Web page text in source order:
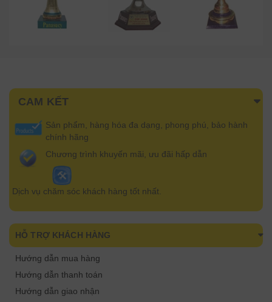
CAM KẾT
Sản phẩm, hàng hóa đa dạng, phong phú, bảo hành
chính hãng
Chương trình khuyến mãi, ưu đãi hấp dẫn
Dịch vụ chăm sóc khách hàng tốt nhất.
HỖ TRỢ KHÁCH HÀNG
Hướng dẫn mua hàng
Hướng dẫn thanh toán
Hướng dẫn giao nhận